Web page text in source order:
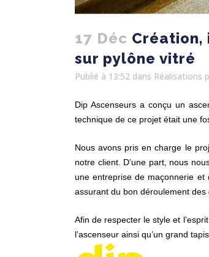
17 Déc Création,
sur pylône vitré
Publié à 13:52 dans Réalisations
Dip Ascenseurs a conçu un
technique de ce projet était une
Nous avons pris en charge le
notre client. D’une part, nous
une entreprise de maçonnerie et
assurant du bon déroulement des
Afin de respecter le style et
l’ascenseur ainsi qu’un grand